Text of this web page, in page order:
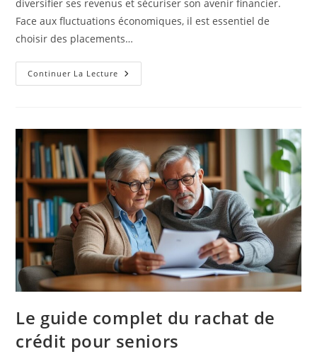
diversifier ses revenus et sécuriser son avenir financier.
Face aux fluctuations économiques, il est essentiel de
choisir des placements…
Continuer La Lecture Où
Placer
Toucher
Des
Revenus
Stables
?
Le guide complet du rachat de
crédit pour seniors